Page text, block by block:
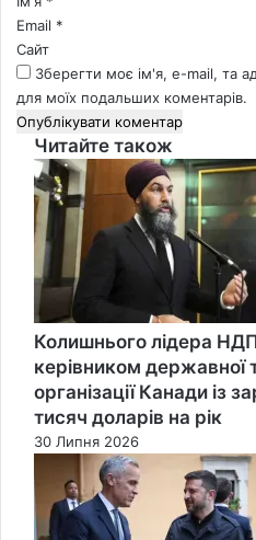
Email *
Сайт
Зберегти моє ім'я, e-mail, та
для моїх подальших коментарів.
Читайте також
Close
Колишнього лідера
керівником державної
організації Канади із
тисяч доларів на рік
30 Липня 2026